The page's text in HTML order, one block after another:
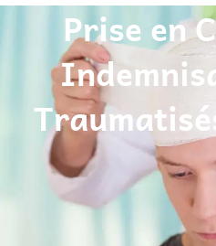
Prise en